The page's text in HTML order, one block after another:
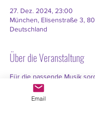
27. Dez. 2024, 23:00
München, Elisenstraße 3,
Deutschland
Über die Veranstaltung
Für die passende Musik
Marquez und unsere
passenden Drinks.
Email